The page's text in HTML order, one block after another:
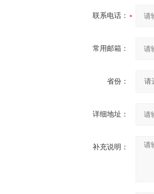
联系电话：
常用邮箱：
省份：
详细地址：
补充说明：